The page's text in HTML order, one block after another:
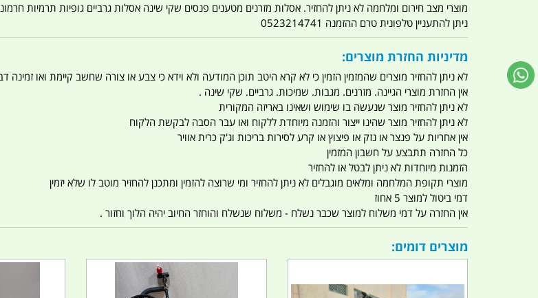
מוצרי מצב חירום ומלחמה לא ניתן להחזיר. אסלות מזרנים מטענים פנסים שקי שינה אסלות גרביים גופיות תרמיות
ניתן להתעניין טלפונית טרם ההזמנה 0523214741
מדיניות החזרת מוצרים:
לא ניתן להחזיר מוצרים שהמזמין הזמין כי לא קרא היטב תוכן המודעה ולא וידא כי צבע או צורה שחשב קיימת ואו
אין החזרת מוצרי הגיינה. מזרנים. מגבות. שמיכות. גרביים. שקי שינה .
לא ניתן להחזיר מוצר שנעשה בו שימוש ושאינו באריזה המקורית
לא ניתן להחזיר מוצר שהינו ייצור והזמנה מיוחדת ללקוח ואו עבר הסבה לבקשת הלקוח
אין אחריות על פנצר או נזק או פיצוץ או קרע לסירות בריכות וג'ק כרית אוויר
כל החזרה תתבצע על חשבון המזמין
הזמנות מיוחדות לא ניתן לבטל או להחזיר
מוצרי תקופת המלחמה ומלאים מוגבלים לא ניתן להחזיר ומי שרוצה להזמין ומתכנן להחזיר מוטב לו שלא יזמין
דמי ביטול למוצר 5 אחוז
אין החזרה על דמי משלוח למוצר שכבר נשלח - משלוח שנשלח והוחזר החיוב יהיה הלוך וחזור .
מוצרים דומים: